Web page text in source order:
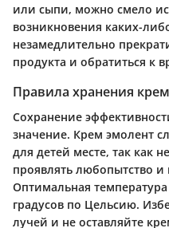
или сыпи, можно смело
возникновения каких-
незамедлительно
продукта и обратиться к
Правила хранения
Сохранение
значение. Крем эмолент
для детей месте, так как
проявлять любопытство и
Оптимальная
градусов по Цельсию.
лучей и не оставляйте